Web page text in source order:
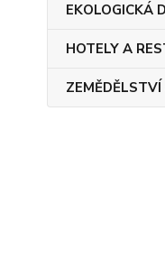
EKOLOGICKÁ
HOTELY A